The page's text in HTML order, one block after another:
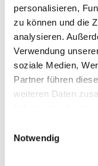
personalisieren,
zu können und die
analysieren.
Verwendung
soziale Medien,
Partner führen
weiteren Daten
Notwendig